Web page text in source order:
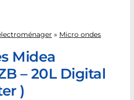
» Micro ondes
Midea
– 20L Digital
)